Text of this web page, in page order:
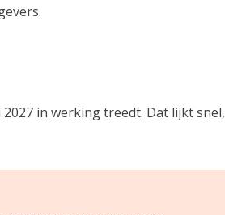
in werking treedt. Dat lijkt snel,